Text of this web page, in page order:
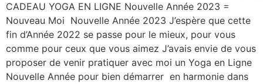
CADEAU YOGA EN LIGNE Nouvelle Année 2023 =
Nouveau Moi Nouvelle Année 2023 J’espère que cette
fin d’Année 2022 se passe pour le mieux, pour vous
comme pour ceux que vous aimez J’avais envie de vous
proposer de venir pratiquer avec moi un Yoga en Ligne
Nouvelle Année pour bien démarrer en harmonie dans